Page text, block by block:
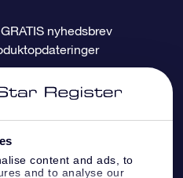
content and ads, to
and to analyse our
nyhedsbrev